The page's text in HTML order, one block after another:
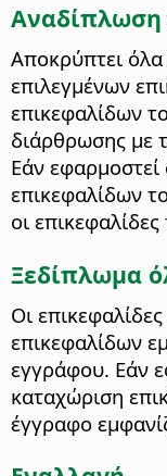
Αποκρύπτει
επιλεγμένων
επικεφαλίδων
διάρθρωσης με
Εάν
επικεφαλίδων
οι
Ξεδίπλωμα
Οι
επικεφαλίδων
εγγράφου. Εάν
καταχώριση
έγγραφο